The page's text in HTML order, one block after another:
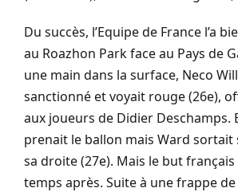
Du succès, l’Equipe de France l’a
au Roazhon Park face au Pays de
une main dans la surface, Neco
sanctionné et voyait rouge (26e),
aux joueurs de Didier Deschamps.
prenait le ballon mais Ward sortait
sa droite (27e). Mais le but
temps après. Suite à une frappe